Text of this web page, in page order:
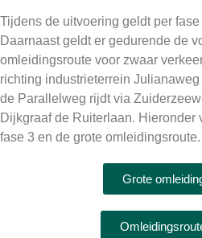
Tijdens de uitvoering geldt per
Daarnaast geldt er gedurende de
omleidingsroute voor zwaar
richting industrieterrein
de Parallelweg rijdt via
Dijkgraaf de Ruiterlaan. Hieronder
fase 3 en de grote omleidingsroute.
Grote